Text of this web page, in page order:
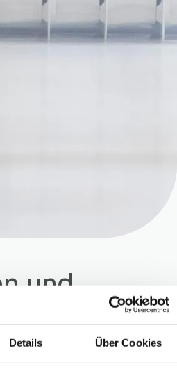
Details Über Cookies
und
in
steht das